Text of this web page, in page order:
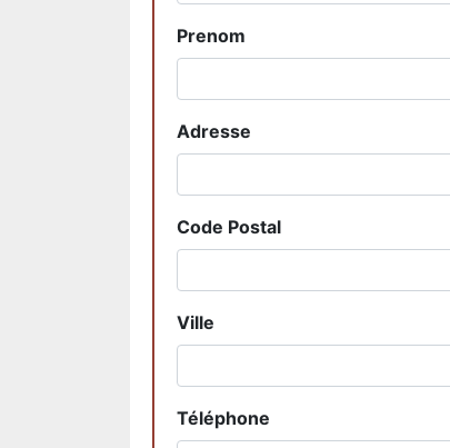
Prenom
Adresse
Code Postal
Ville
Téléphone